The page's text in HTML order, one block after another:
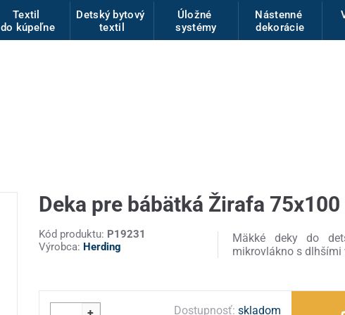
Textil
do kúpeľne
Detský bytový
textil
Úložné
systémy
Nástenné
dekorácie
Deka pre bábätká Žirafa
Kód produktu: P19231
Výrobca: Herding
Mäkké deky do
mikrovlákno s dlhšími
Dostupnosť: skladom